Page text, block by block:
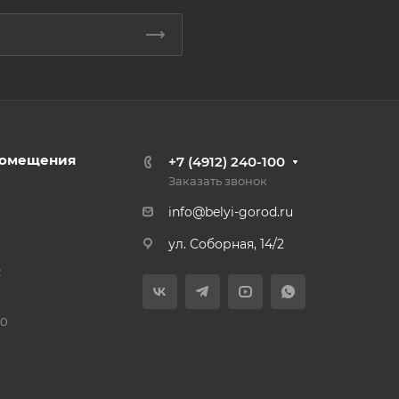
+7 (4912) 240-100
Заказать звонок
info@belyi-gorod.ru
ул. Соборная, 14/2